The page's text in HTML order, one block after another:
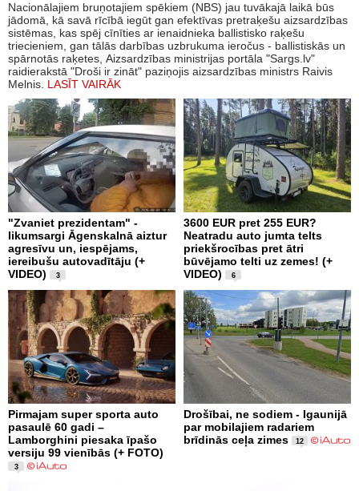
Nacionālajiem bruņotajiem spēkiem (NBS) jau tuvākajā laikā būs
jādomā, kā savā rīcībā iegūt gan efektīvas pretraķešu aizsardzības
sistēmas, kas spēj cīnīties ar ienaidnieka ballistisko raķešu
triecieniem, gan tālās darbības uzbrukuma ieročus - ballistiskās un
spārnotās raķetes, Aizsardzības ministrijas portāla "Sargs.lv"
raidierakstā "Droši ir zināt" paziņojis aizsardzības ministrs Raivis
Melnis. LASĪT VAIRĀK
"Zvaniet prezidentam" -
likumsargi Āgenskalnā aiztur
agresīvu un, iespējams,
iereibušu autovadītāju (+
VIDEO)
3
3600 EUR pret 255 EUR?
Neatradu auto jumta telts
priekšrocības pret ātri
būvējamo telti uz zemes! (+
VIDEO)
6
Pirmajam super sporta auto
pasaulē 60 gadi –
Lamborghini piesaka īpašo
versiju 99 vienībās (+ FOTO)
3
Drošībai, ne sodiem - Igaunijā
par mobilajiem radariem
brīdinās ceļa zimes
12